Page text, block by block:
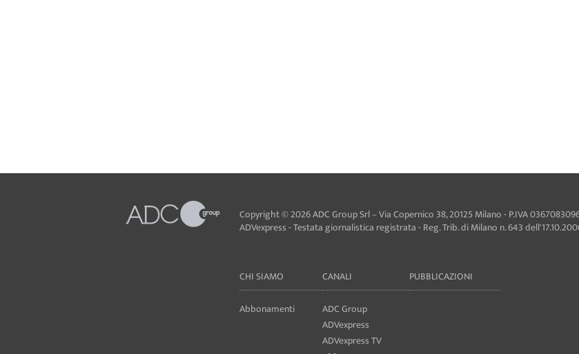
Copyright © 2026 ADC Group Srl – Via Copernico 38, 20125 Milano - P.IVA
ADVexpress - Testata giornalistica registrata - Reg. Trib. di Milano n. 643
CHI SIAMO
Abbonamenti
CANALI
ADC Group
ADVexpress
ADVexpress TV
PUBBLICAZIONI